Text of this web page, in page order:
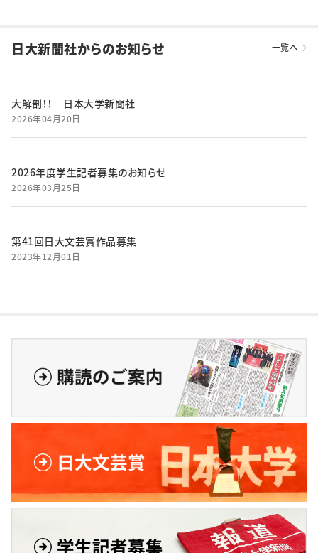
日大新聞社からのお知らせ 一覧へ
大解剖！！ 日本大学新聞社
2026年04月20日
2026年度学生記者募集のお知らせ
2026年03月25日
第41回日大文芸賞作品募集
2023年12月01日